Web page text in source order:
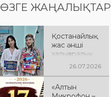
ӨЗГЕ ЖАҢАЛЫҚТАР
Қостанайлық
жас әнші
халықаралық
байқауда26.07.2026
«Алтын